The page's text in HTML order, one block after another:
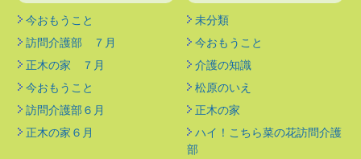
今おもうこと
訪問介護部 ７月
正木の家 ７月
今おもうこと
訪問介護部６月
正木の家６月
未分類
今おもうこと
介護の知識
松原のいえ
正木の家
ハイ！こちら菜の花訪問介護
部